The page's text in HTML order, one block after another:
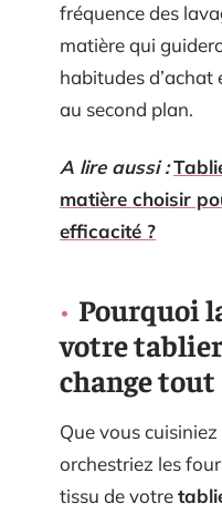
fréquence des
matière qui
habitudes d’achat
au second plan.
A lire aussi :
matière choisir
efficacité ?
Pourquoi
votre
change tout
Que vous
orchestriez les
tissu de votre